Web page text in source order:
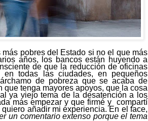
pobres del Estado si noel que más
años, los bancos están huyendo a
de que la reducción de oficinas
en todas las ciudades, en pequeños
de pobreza que se acaba de
tenga mayores apoyos, que la cosa
ya viejo tema de la desatención a los
más empezar y que firmé y compartí
añadir mi experiencia. En el face,
un comentario extenso porque el tema